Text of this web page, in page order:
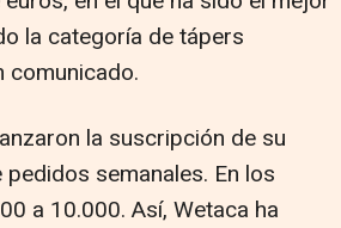
la categoría de tápers
comunicado.
la suscripción de su
semanales. En los
a 10.000. Así, Wetaca ha